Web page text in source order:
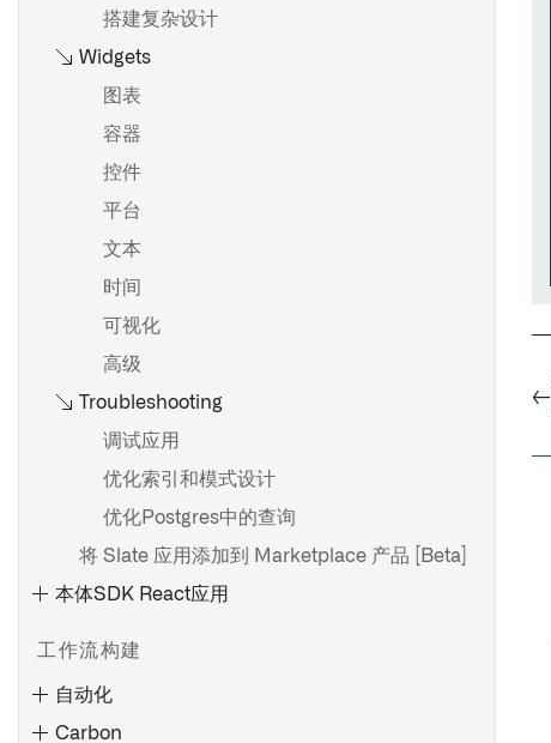
可视化微件
Chart XY
Vega 图表
地图
甘特图
饼图
Stepper
Markdown
指标卡片
透视表
时间线
资源列表
媒体预览
PDF查看器
图像标注
自由形式分析
操作日志时间轴
搭建复杂设计
Widgets
图表
容器
控件
平台
文本
时间
可视化
高级
Troubleshooting
调试应用
优化索引和模式设计
优化Postgres中的查询
将 Slate 应用添加到 Marketplace 产品 [Beta]
本体SDK React应用
工作流构建
自动化
Carbon
←